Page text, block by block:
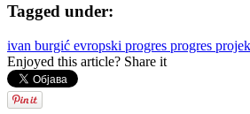
Tagged under:
ivan burgić evropski progres progres
Enjoyed this article? Share it